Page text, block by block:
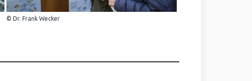
© Dr. Frank Wecker